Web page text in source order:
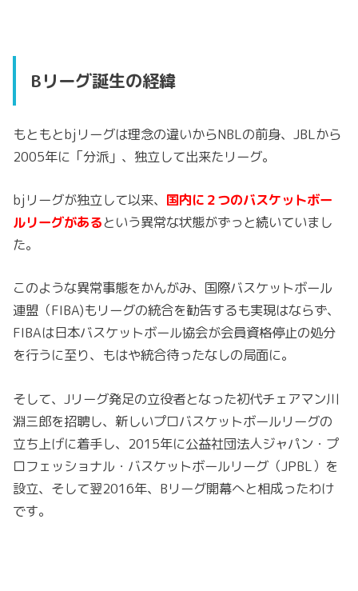
Bリーグ誕生の経緯
もともとbjリーグは理念の違いからNBLの前身、JBLから
2005年に「分派」、独立して出来たリーグ。
bjリーグが独立して以来、 国内に２つのバスケットボー
ルリーグがあるという異常な状態がずっと続いていまし
た。
このような異常事態をかんがみ、国際バスケットボール
連盟（FIBA)もリーグの統合を勧告するも実現はならず、
FIBAは日本バスケットボール協会が会員資格停止の処分
を行うに至り、もはや統合待ったなしの局面に。
そして、Jリーグ発足の立役者となった初代チェアマン川
淵三郎を招聘し、新しいプロバスケットボールリーグの
立ち上げに着手し、2015年に公益社団法人ジャパン・プ
ロフェッショナル・バスケットボールリーグ（JPBL）を
設立、そして翌2016年、Bリーグ開幕へと相成ったわけ
です。